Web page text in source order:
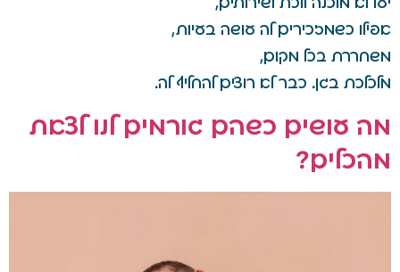
אפילו כשמזכירים לה עושה בעיות,
משחררת בכל מקום,
מלכלכת בגן. כבר לא רוצים להחליף לה.
מה עושים כשהם גורמים לנו לצאת
מהכלים?